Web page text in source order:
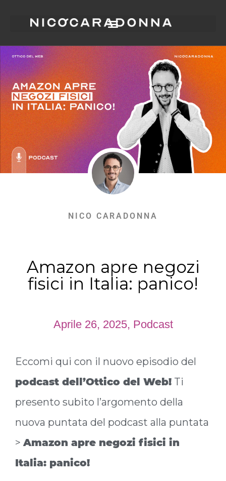
NICO CARADONNA
Amazon apre negozi
fisici in Italia: panico!
Aprile 26, 2025, Podcast
Eccomi qui con il nuovo episodio del
podcast dell’Ottico del Web! Ti
presento subito l’argomento della
nuova puntata del podcast alla puntata
>Amazon apre negozi fisici in
Italia: panico!